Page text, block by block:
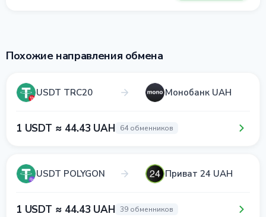
Похожие направления обмена
USDT TRC20 Монобанк UAH
1 USDT ≈ 44.43 UAH 64 обменников
USDT POLYGON Приват 24 UAH
1 USDT ≈ 44.43 UAH 39 обменников